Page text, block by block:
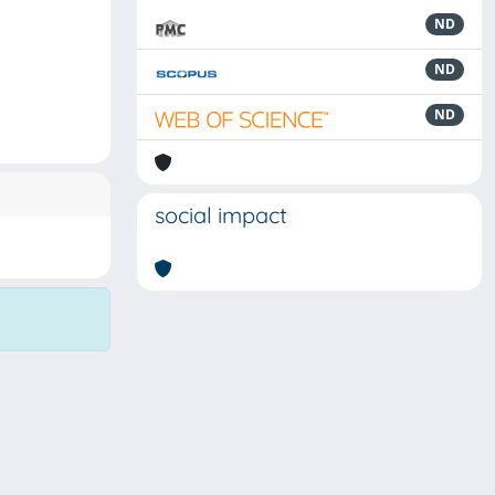
ND
ND
ND
social impact